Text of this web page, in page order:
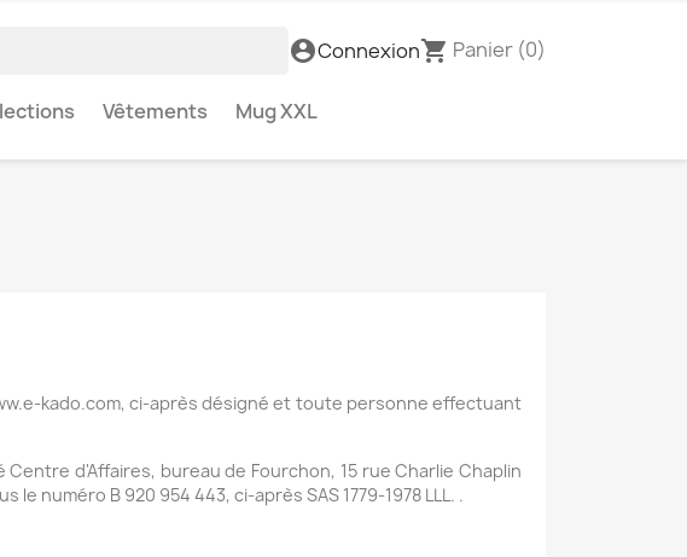
account_circleConnexionshopping_cart Panier (0)
Vêtements Mug XXL
kado.com, ci-après désigné et toute personne effectuant
d'Affaires, bureau de Fourchon, 15 rue Charlie Chaplin
numéro B 920 954 443, ci-après SAS 1779-1978 LLL. .